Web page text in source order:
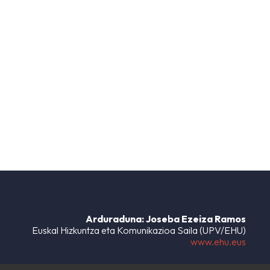
Arduraduna: Joseba Ezeiza Ramos
Euskal Hizkuntza eta Komunikazioa Saila (UPV/EHU)
www.ehu.eus